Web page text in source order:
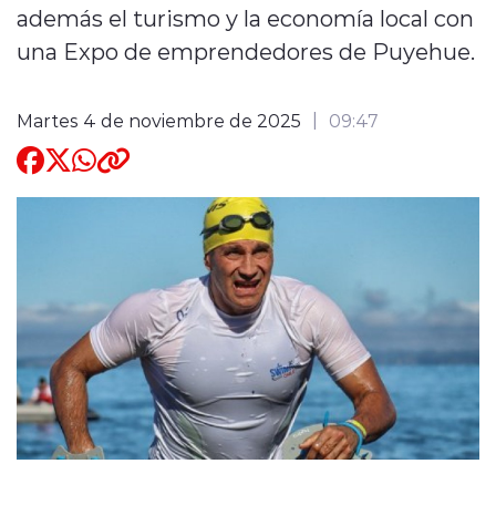
modo claro
además el turismo y la economía local con
una Expo de emprendedores de Puyehue.
Martes 4 de noviembre de 2025 09:47